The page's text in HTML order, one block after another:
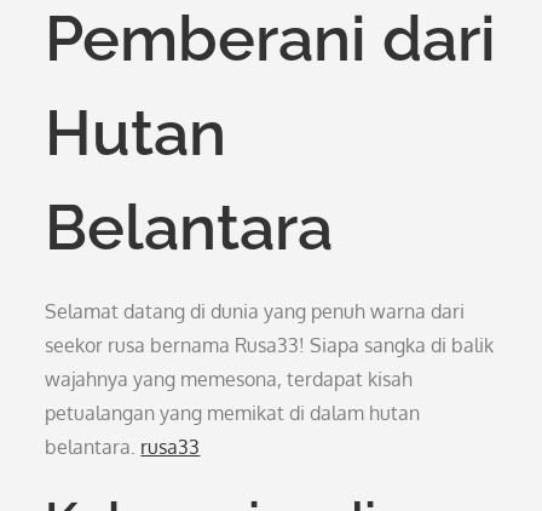
Pemberani dari
Hutan
Belantara
Selamat datang di dunia yang penuh warna dari
seekor rusa bernama Rusa33! Siapa sangka di balik
wajahnya yang memesona, terdapat kisah
petualangan yang memikat di dalam hutan
belantara. rusa33